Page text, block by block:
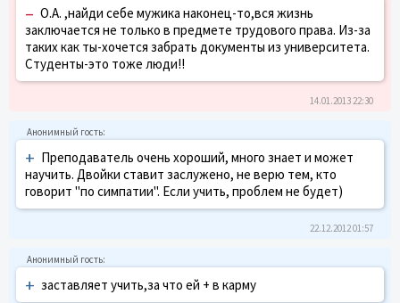
– О.А. ,найди себе мужика наконец-то,вся жизнь
заключается не только в предмете трудового права. Из-за
таких как ты-хочется забрать документы из университета.
Студенты-это тоже люди!!
14.01.2013 22:30
+ Преподаватель очень хороший, много знает и может
научить. Двойки ставит заслужено, не верю тем, кто
говорит "по симпатии". Если учить, проблем не будет)
22.12.2012 01:57
+ заставляет учить,за что ей + в карму